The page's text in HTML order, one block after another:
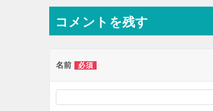
ナ
ビ
ー
ョ
コメントを残す
名前 必須